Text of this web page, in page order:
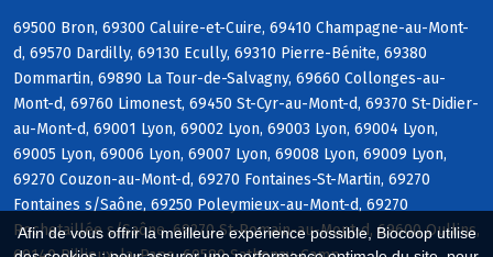
Afin de vous offrir la meilleure expérience possible, Biocoop utilise
69500 Bron, 69300 Caluire-et-Cuire, 69410 Champagne-au-Mont-
d, 69570 Dardilly, 69130 Ecully, 69310 Pierre-Bénite, 69380
Dommartin, 69890 La Tour-de-Salvagny, 69660 Collonges-au-
Mont-d, 69760 Limonest, 69450 St-Cyr-au-Mont-d, 69370 St-Didier-
au-Mont-d, 69001 Lyon, 69002 Lyon, 69003 Lyon, 69004 Lyon,
69005 Lyon, 69006 Lyon, 69007 Lyon, 69008 Lyon, 69009 Lyon,
69270 Couzon-au-Mont-d, 69270 Fontaines-St-Martin, 69270
Fontaines s/Saône, 69250 Poleymieux-au-Mont-d, 69270
Rochetaillée s/Saône, 69270 St-Romain-au-Mont-d, 69600 Oullins,